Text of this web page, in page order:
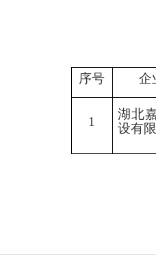
序号 企
1
湖北
设有